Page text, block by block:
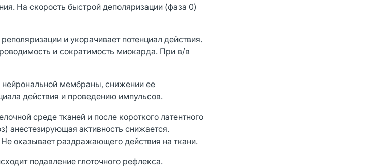
На скорость быстрой деполяризации (фаза 0)
и укорачивает потенциал действия.
и сократимость миокарда. При в/в
мембраны, снижении ее
действия и проведению импульсов.
среде тканей и после короткого латентного
анестезирующая активность снижается.
оказывает раздражающего действия на ткани.
подавление глоточного рефлекса.